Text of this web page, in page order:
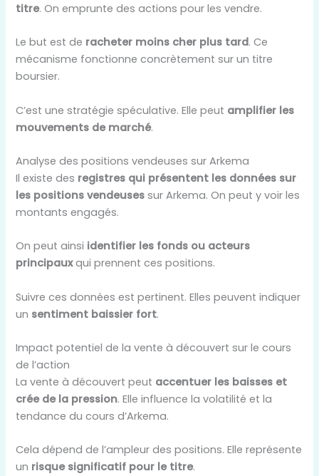
titre. On emprunte des actions pour les vendre.
Le but est de racheter moins cher plus tard. Ce
mécanisme fonctionne concrètement sur un titre
boursier.
C’est une stratégie spéculative. Elle peut amplifier les
mouvements de marché.
Analyse des positions vendeuses sur Arkema
Il existe des registres qui présentent les données sur
les positions vendeuses sur Arkema. On peut y voir les
montants engagés.
On peut ainsi identifier les fonds ou acteurs
principauxqui prennent ces positions.
Suivre ces données est pertinent. Elles peuvent indiquer
un sentiment baissier fort.
Impact potentiel de la vente à découvert sur le cours
de l’action
La vente à découvert peut accentuer les baisses et
crée de la pression. Elle influence la volatilité et la
tendance du cours d’Arkema.
Cela dépend de l’ampleur des positions. Elle représente
un risque significatif pour le titre.